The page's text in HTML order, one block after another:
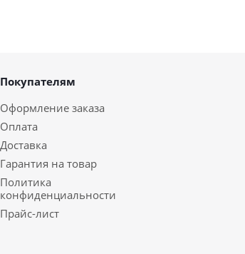
Покупателям
Оформление заказа
Оплата
Доставка
Гарантия на товар
Политика
конфиденциальности
Прайс-лист